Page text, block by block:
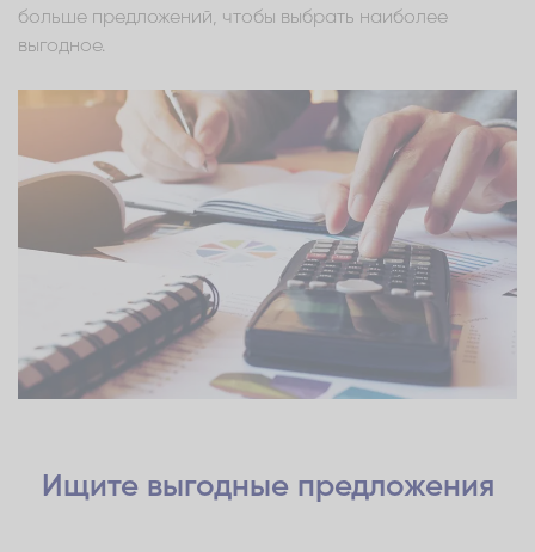
больше предложений, чтобы выбрать наиболее
выгодное.
Ищите выгодные предложения